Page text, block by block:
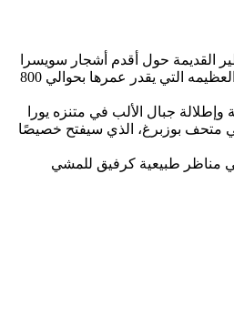
القديمة حول أقدم أشجار سويسرا
انظر إلى شجرة اللينر العظيمه التي يقدر عمرها بحوالي 800
وإطلالة جبال الألب في متنزه يورا
متحف بوزبرغ، الذي سيفتح خصيصًا
طبيعية كرفيق للمشي